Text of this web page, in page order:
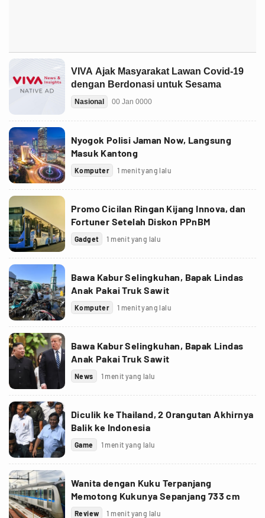
Nyogok Polisi Jaman Now, Langsung
Masuk Kantong
Komputer 1 menit yang lalu
Promo Cicilan Ringan Kijang Innova, dan
Fortuner Setelah Diskon PPnBM
Gadget 1 menit yang lalu
Bawa Kabur Selingkuhan, Bapak Lindas
Anak Pakai Truk Sawit
Komputer 1 menit yang lalu
Bawa Kabur Selingkuhan, Bapak Lindas
Anak Pakai Truk Sawit
News 1 menit yang lalu
Diculik ke Thailand, 2 Orangutan Akhirnya
Balik ke Indonesia
Game 1 menit yang lalu
Wanita dengan Kuku Terpanjang
Memotong Kukunya Sepanjang 733 cm
Review 1 menit yang lalu